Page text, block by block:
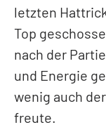
letzten
Top
nach der
und Energie
wenig auch
freute.